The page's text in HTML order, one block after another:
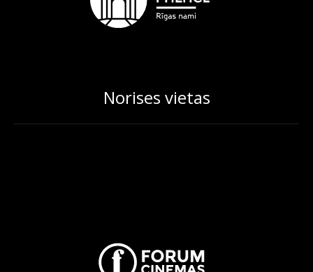
Norises vietas